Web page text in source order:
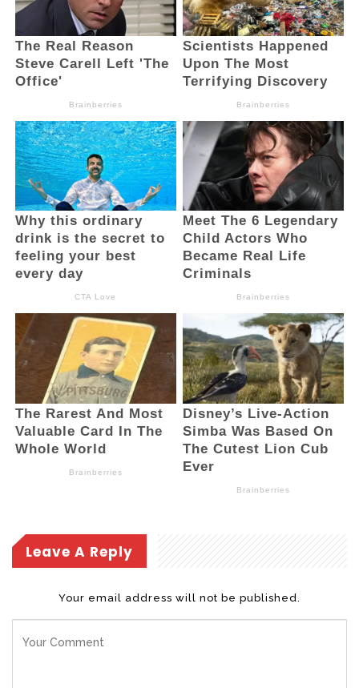
Katuuk, Sekretaris Daerah Kota
Kotamobagu, Sofyan Mokoginta, para
pimpinan Instansi Vertikal, para Asisten,
pimpinan OPD, para Pimpinan perguruan
tinggi, para tokoh agama, tokoh adat,
tokoh masyarakat, tokoh pemuda, tokoh
perempuan serta para peserta forum
konsultasi publik penyusunan rancangan
awal RKPD Kota Kotamobagu Tahun 2025.
(And)
Leave A Reply
Your email address will not be published.